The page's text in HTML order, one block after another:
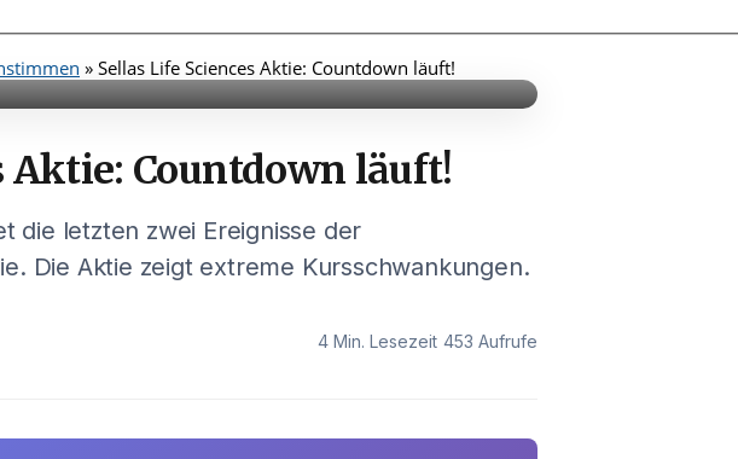
» Sellas Life Sciences Aktie: Countdown läuft!
Aktie: Countdown läuft!
die letzten zwei Ereignisse der
Die Aktie zeigt extreme Kursschwankungen.
4 Min. Lesezeit 453 Aufrufe